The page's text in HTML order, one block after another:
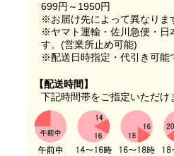
699円～1950円
※お届け先によって異なりま
※ヤマト運輸・佐川急便・日
す。(営業所止め可能)
※配送日時指定・代引き可能
【配送時間】
下記時間帯をご指定いただけ